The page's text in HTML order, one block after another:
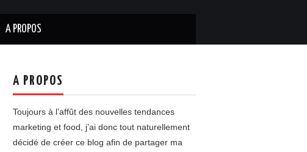
A PROPOS
A PROPOS
Toujours à l’affût des nouvelles tendances
marketing et food, j’ai donc tout naturellement
décidé de créer ce blog afin de partager ma